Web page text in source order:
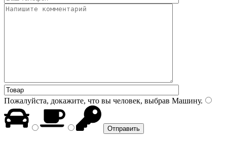
Пожалуйста, докажите, что вы человек, выбрав Машину.